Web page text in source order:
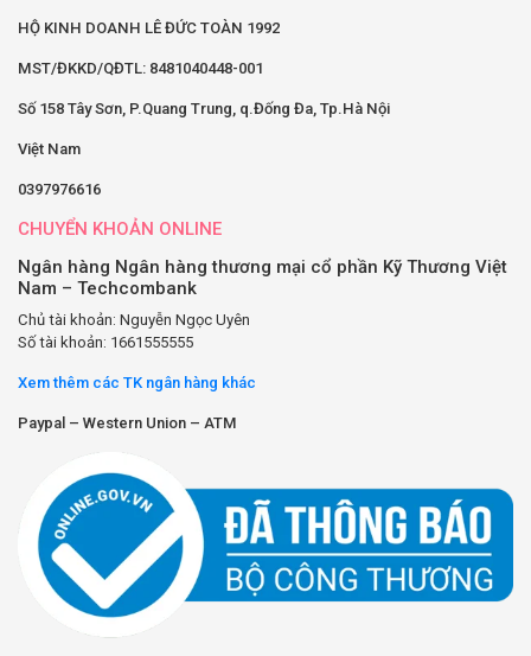
HỘ KINH DOANH LÊ ĐỨC TOÀN 1992
MST/ĐKKD/QĐTL: 8481040448-001
Số 158 Tây Sơn, P.Quang Trung, q.Đống Đa, Tp.Hà Nội
Việt Nam
0397976616
CHUYỂN KHOẢN ONLINE
Ngân hàng Ngân hàng thương mại cổ phần Kỹ Thương Việt
Nam – Techcombank
Chủ tài khoản: Nguyễn Ngọc Uyên
Số tài khoản: 1661555555
Xem thêm các TK ngân hàng khác
Paypal – Western Union – ATM